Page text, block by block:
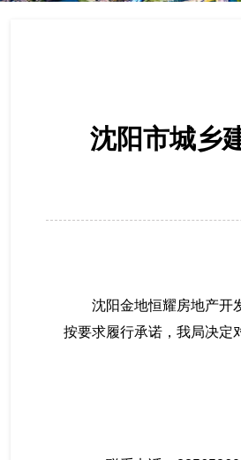
沈阳市城乡
沈阳金地恒耀房地产开
按要求履行承诺，我局决定